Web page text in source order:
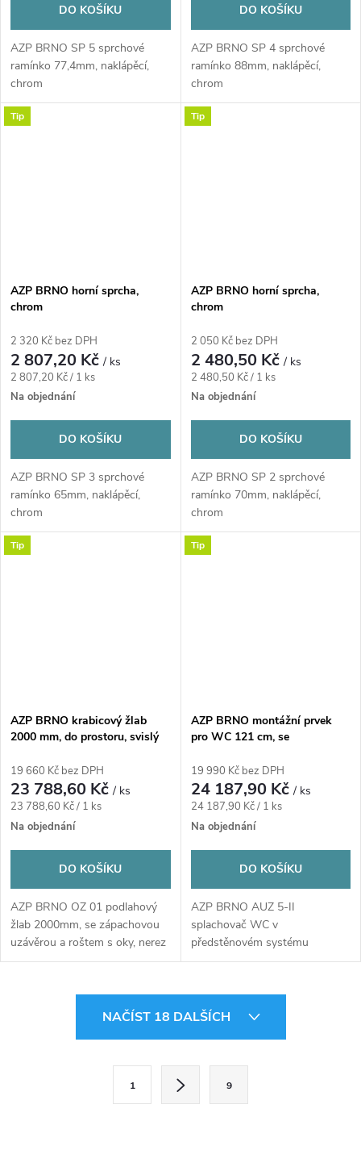
DO KOŠÍKU
AZP BRNO SP 5 sprchové
ramínko 77,4mm, naklápěcí,
chrom
DO KOŠÍKU
AZP BRNO SP 4 sprchové
ramínko 88mm, naklápěcí,
chrom
Tip
AZP BRNO horní sprcha,
chrom
2 320 Kč bez DPH
2 807,20 Kč/ ks
Měrná
cena:
2 807,20 Kč / 1 ks
Na objednání
DO KOŠÍKU
AZP BRNO SP 3 sprchové
ramínko 65mm, naklápěcí,
chrom
Tip
AZP BRNO horní sprcha,
chrom
2 050 Kč bez DPH
2 480,50 Kč/ ks
Měrná
cena:
2 480,50 Kč / 1 ks
Na objednání
DO KOŠÍKU
AZP BRNO SP 2 sprchové
ramínko 70mm, naklápěcí,
chrom
Tip
AZP BRNO krabicový žlab
2000 mm, do prostoru, svislý
ocel
19 660 Kč bez DPH
23 788,60 Kč/ ks
Měrná
cena:
23 788,60 Kč / 1 ks
Na objednání
DO KOŠÍKU
AZP BRNO OZ 01 podlahový
žlab 2000mm, se zápachovou
uzávěrou a roštem s oky, nerez
ocel
Tip
AZP BRNO montážní prvek
pro WC 121 cm, se
senzorový splachovač, chrom
19 990 Kč bez DPH
24 187,90 Kč/ ks
Měrná
cena:
24 187,90 Kč / 1 ks
Na objednání
DO KOŠÍKU
AZP BRNO AUZ 5-II
splachovač WC v
předstěnovém systému
510x1210mm, chrom
NAČÍST 18 DALŠÍCH
1 9